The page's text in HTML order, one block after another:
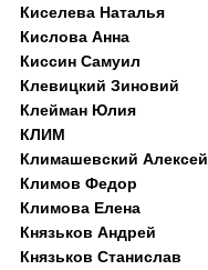
Киселева Наталья
Кислова Анна
Киссин Самуил
Клевицкий Зиновий
Клейман Юлия
КЛИМ
Климашевский Алексей
Климов Федор
Климова Елена
Князьков Андрей
Князьков Станислав